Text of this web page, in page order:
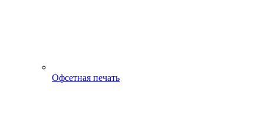
Офсетная печать